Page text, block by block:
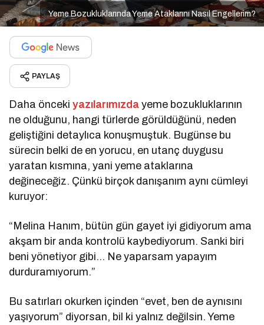
Yeme Bozukluklarında Yeme Ataklarını Nasıl Engellerim?
PAYLAŞ
Daha öncekiyazılarımızda yeme bozukluklarının
ne olduğunu, hangi türlerde görüldüğünü, neden
geliştiğini detaylıca konuşmuştuk. Bugünse bu
sürecin belki de en yorucu, en utanç duygusu
yaratan kısmına, yani yeme ataklarına
değineceğiz. Çünkü birçok danışanım aynı cümleyi
kuruyor:
“Melina Hanım, bütün gün gayet iyi gidiyorum ama
akşam bir anda kontrolü kaybediyorum. Sanki biri
beni yönetiyor gibi… Ne yaparsam yapayım
durduramıyorum.”
Bu satırları okurken içinden “evet, ben de aynısını
yaşıyorum” diyorsan, bil ki yalnız değilsin. Yeme